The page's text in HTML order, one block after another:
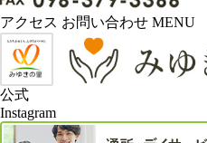
アクセス お問い合わせ MENU
公式
Instagram